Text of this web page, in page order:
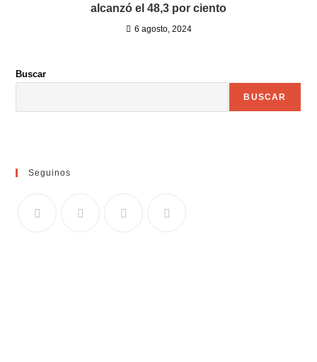
alcanzó el 48,3 por ciento
6 agosto, 2024
Buscar
BUSCAR
Seguinos